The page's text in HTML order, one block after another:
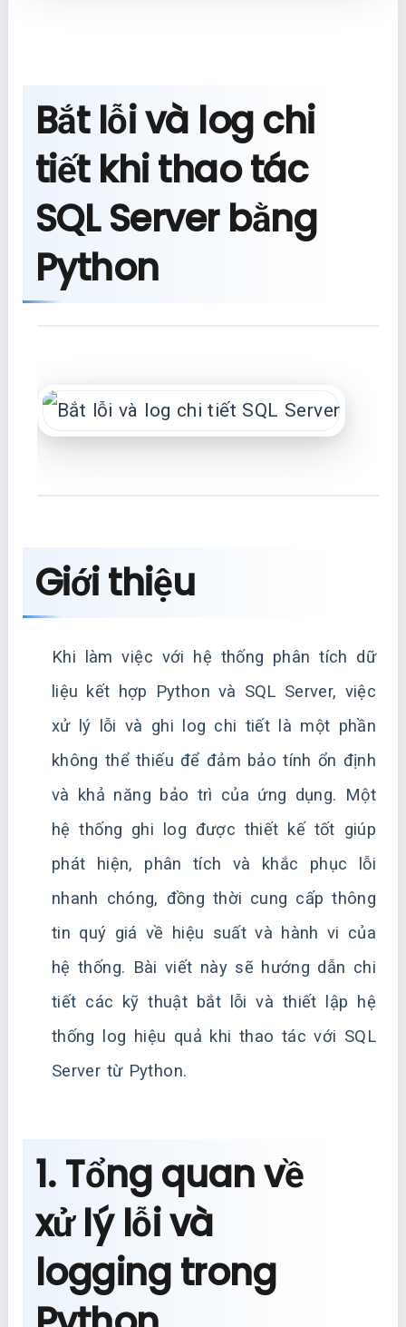
Bắt lỗi và log chi
tiết khi thao tác
SQL Server bằng
Python
Giới thiệu
Khi làm việc với hệ thống phân tích dữ
liệu kết hợp Python và SQL Server, việc
xử lý lỗi và ghi log chi tiết là một phần
không thể thiếu để đảm bảo tính ổn định
và khả năng bảo trì của ứng dụng. Một
hệ thống ghi log được thiết kế tốt giúp
phát hiện, phân tích và khắc phục lỗi
nhanh chóng, đồng thời cung cấp thông
tin quý giá về hiệu suất và hành vi của
hệ thống. Bài viết này sẽ hướng dẫn chi
tiết các kỹ thuật bắt lỗi và thiết lập hệ
thống log hiệu quả khi thao tác với SQL
Server từ Python.
1. Tổng quan về
xử lý lỗi và
logging trong